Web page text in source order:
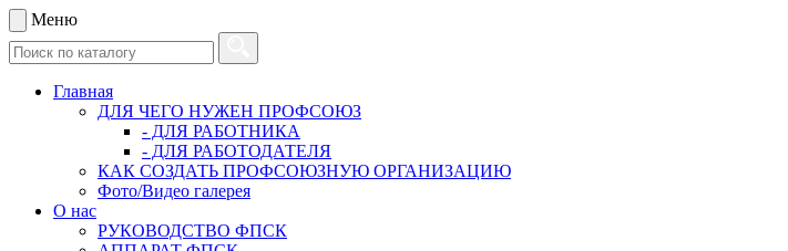
Меню
Главная
ДЛЯ ЧЕГО НУЖЕН ПРОФСОЮЗ
- ДЛЯ РАБОТНИКА
- ДЛЯ РАБОТОДАТЕЛЯ
КАК СОЗДАТЬ ПРОФСОЮЗНУЮ ОРГАНИЗАЦИЮ
Фото/Видео галерея
О нас
РУКОВОДСТВО ФПСК